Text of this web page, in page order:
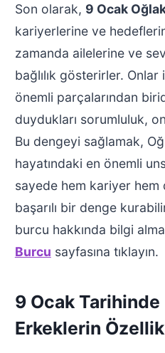
Son olarak, 9 Ocak
kariyerlerine ve
zamanda ailelerine ve
bağlılık gösterirler. Onlar
önemli parçalarından
duydukları sorumluluk,
Bu dengeyi sağlamak,
hayatındaki en önemli
sayede hem kariyer hem
başarılı bir denge
burcu hakkında bilgi
Burcu sayfasına tıklayın.
9 Ocak Tarihinde
Erkeklerin